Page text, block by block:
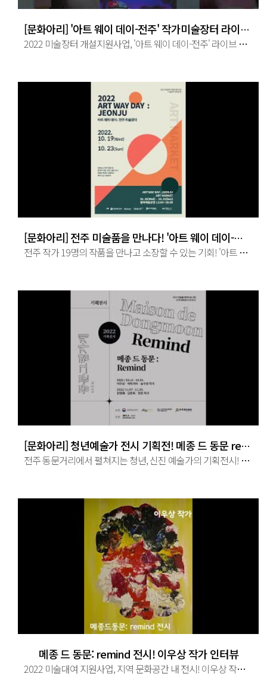
[문화아리] '아트 웨이 데이-전주' 작가미술장터 라이브 커머스!
2022 미술장터 개설지원사업, '아트 웨이 데이-전주' 라이브 커머스 영상! #예술경영지원센터 #작가미술장터 #문화아리 #전주문화 ...
[문화아리] 전주 미술품을 만나다! '아트 웨이 데이-전주' 미술장터 개최
전주 작가 19명의 작품을 만나고 소장할 수 있는 기회! '아트 웨이 데이-전주' 미술장터를 개최합니다. 2022. 10. 19.(수) ~ 23.
[문화아리] 청년예술가 전시 기획전! 메종 드 동문 remind
전주 동문거리에서 펼쳐지는 청년, 신진 예술가의 기획전시! 과거 역사를 간직한 동문거리에서 청년 예술가들의 전시를 만나다! 2022.
메종 드 동문: remind 전시! 이우상 작가 인터뷰
2022 미술대여 지원사업, 지역 문화공간 내 전시! 이우상 작가 인터뷰편! 작가 이우상을 만나다! 주최: (재)예술경영지원센터, 미술공유 ...